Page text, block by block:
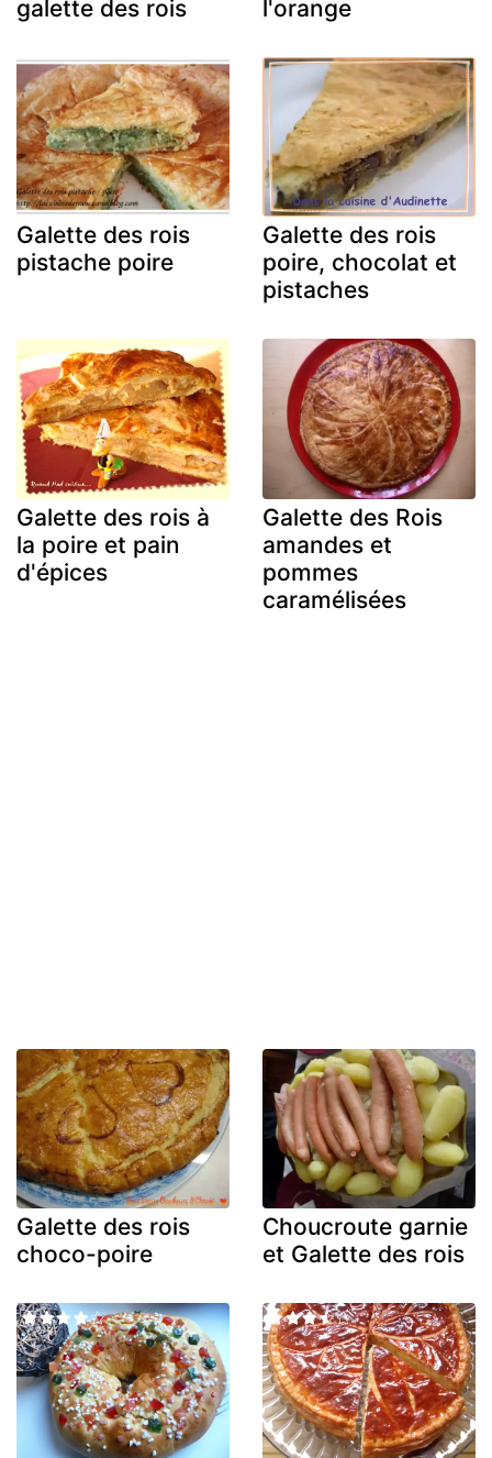
galette des rois l'orange
Galette des rois
pistache poire
Galette des rois
poire, chocolat et
pistaches
Galette des rois à
la poire et pain
d'épices
Galette des Rois
amandes et
pommes
caramélisées
Galette des rois
choco-poire
Choucroute garnie
et Galette des rois